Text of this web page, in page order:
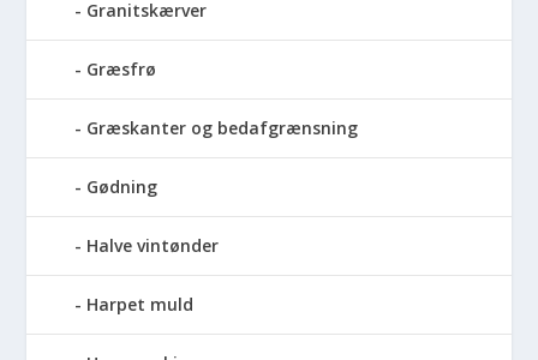
Granitskærver
Græsfrø
Græskanter og bedafgrænsning
Gødning
Halve vintønder
Harpet muld